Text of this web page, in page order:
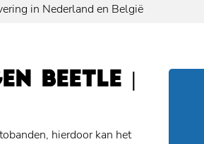
in Nederland en België
BEETLE |
hierdoor kan het